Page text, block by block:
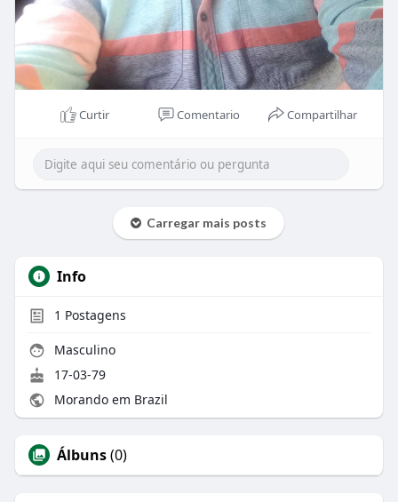
Curtir Comentario Compartilhar
Carregar mais posts
Info
1 Postagens
Masculino
17-03-79
Morando em Brazil
Álbuns(0)